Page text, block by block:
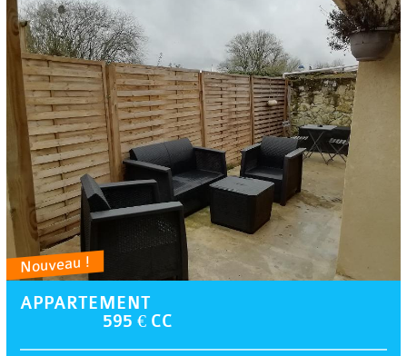
Nouveau !
APPARTEMENT
595 € CC